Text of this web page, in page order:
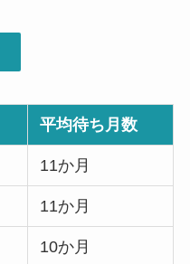
平均待ち月数
11か月
11か月
10か月